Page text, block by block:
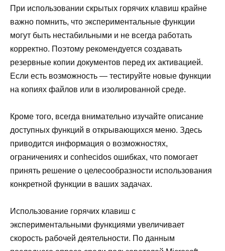
При использовании скрытых горячих клавиш крайне
важно помнить, что экспериментальные функции
могут быть нестабильными и не всегда работать
корректно. Поэтому рекомендуется создавать
резервные копии документов перед их активацией.
Если есть возможность — тестируйте новые функции
на копиях файлов или в изолированной среде.
Кроме того, всегда внимательно изучайте описание
доступных функций в открывающихся меню. Здесь
приводится информация о возможностях,
ограничениях и conhecidos ошибках, что помогает
принять решение о целесообразности использования
конкретной функции в ваших задачах.
Использование горячих клавиш с
экспериментальными функциями увеличивает
скорость рабочей деятельности. По данным